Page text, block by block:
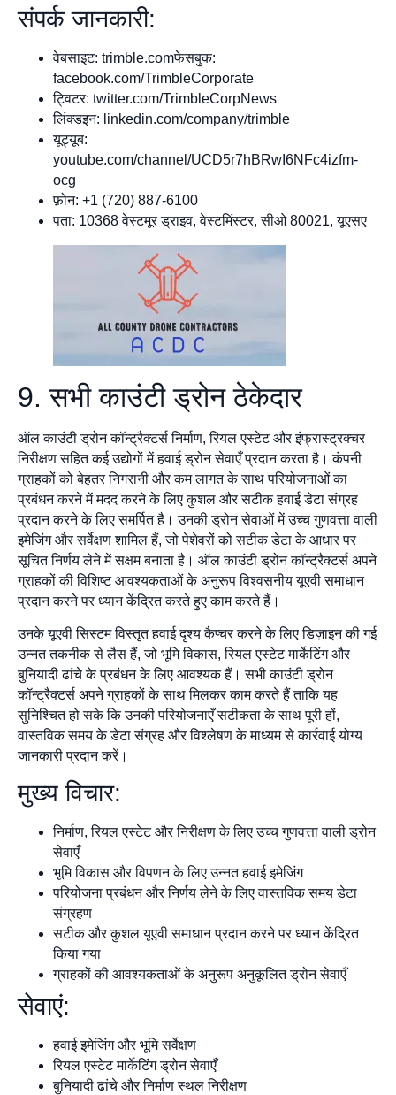
संपर्क जानकारी:
वेबसाइट: trimble.comफेसबुक:
facebook.com/TrimbleCorporate
ट्विटर: twitter.com/TrimbleCorpNews
लिंक्डइन: linkedin.com/company/trimble
यूट्यूब:
youtube.com/channel/UCD5r7hBRwI6NFc4izfm-
ocg
फ़ोन: +1 (720) 887-6100
पता: 10368 वेस्टमूर ड्राइव, वेस्टमिंस्टर, सीओ 80021, यूएसए
9. सभी काउंटी ड्रोन ठेकेदार
ऑल काउंटी ड्रोन कॉन्ट्रैक्टर्स निर्माण, रियल एस्टेट और इंफ्रास्ट्रक्चर
निरीक्षण सहित कई उद्योगों में हवाई ड्रोन सेवाएँ प्रदान करता है। कंपनी
ग्राहकों को बेहतर निगरानी और कम लागत के साथ परियोजनाओं का
प्रबंधन करने में मदद करने के लिए कुशल और सटीक हवाई डेटा संग्रह
प्रदान करने के लिए समर्पित है। उनकी ड्रोन सेवाओं में उच्च गुणवत्ता वाली
इमेजिंग और सर्वेक्षण शामिल हैं, जो पेशेवरों को सटीक डेटा के आधार पर
सूचित निर्णय लेने में सक्षम बनाता है। ऑल काउंटी ड्रोन कॉन्ट्रैक्टर्स अपने
ग्राहकों की विशिष्ट आवश्यकताओं के अनुरूप विश्वसनीय यूएवी समाधान
प्रदान करने पर ध्यान केंद्रित करते हुए काम करते हैं।
उनके यूएवी सिस्टम विस्तृत हवाई दृश्य कैप्चर करने के लिए डिज़ाइन की गई
उन्नत तकनीक से लैस हैं, जो भूमि विकास, रियल एस्टेट मार्केटिंग और
बुनियादी ढांचे के प्रबंधन के लिए आवश्यक हैं। सभी काउंटी ड्रोन
कॉन्ट्रैक्टर्स अपने ग्राहकों के साथ मिलकर काम करते हैं ताकि यह
सुनिश्चित हो सके कि उनकी परियोजनाएँ सटीकता के साथ पूरी हों,
वास्तविक समय के डेटा संग्रह और विश्लेषण के माध्यम से कार्रवाई योग्य
जानकारी प्रदान करें।
मुख्य विचार:
निर्माण, रियल एस्टेट और निरीक्षण के लिए उच्च गुणवत्ता वाली ड्रोन
सेवाएँ
भूमि विकास और विपणन के लिए उन्नत हवाई इमेजिंग
परियोजना प्रबंधन और निर्णय लेने के लिए वास्तविक समय डेटा
संग्रहण
सटीक और कुशल यूएवी समाधान प्रदान करने पर ध्यान केंद्रित
किया गया
ग्राहकों की आवश्यकताओं के अनुरूप अनुकूलित ड्रोन सेवाएँ
सेवाएं:
हवाई इमेजिंग और भूमि सर्वेक्षण
रियल एस्टेट मार्केटिंग ड्रोन सेवाएँ
बुनियादी ढांचे और निर्माण स्थल निरीक्षण